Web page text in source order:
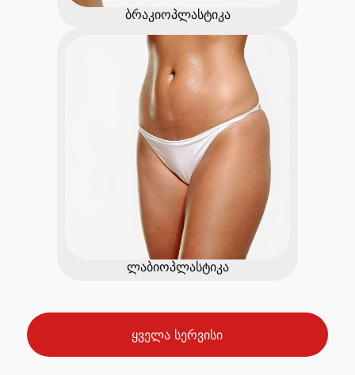
ბრაკიოპლასტიკა
ლაბიოპლასტიკა
ყველა სერვისი